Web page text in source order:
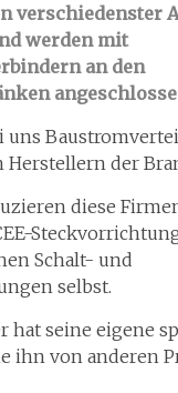
verschiedenster
werden mit
an den
uns
der
diese
Schalt- und
selbst.
hat seine eigene
ihn von anderen